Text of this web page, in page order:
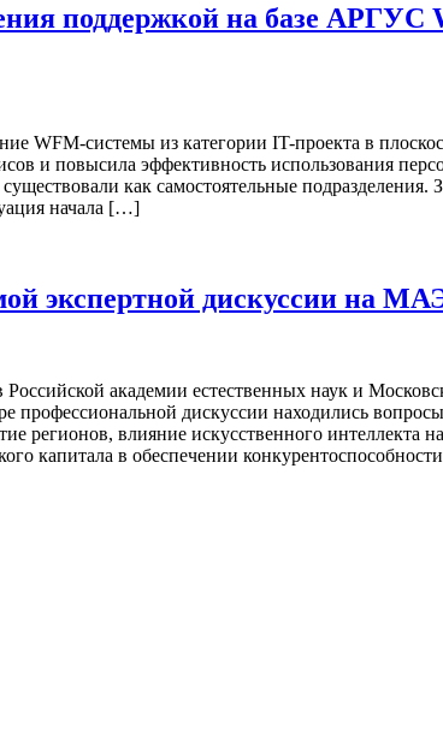
поддержкой на базе
WFM-системы из категории IT-проекта в
и повысила эффективность использования
как самостоятельные подразделения.
начала […]
экспертной дискуссии на
академии естественных наук и
дискуссии находились
регионов, влияние искусственного
капитала в обеспечении